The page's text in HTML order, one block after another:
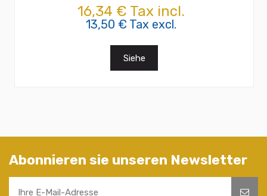
16,34 € Tax incl.
13,50 € Tax excl.
Siehe
Abonnieren sie unseren Newsletter